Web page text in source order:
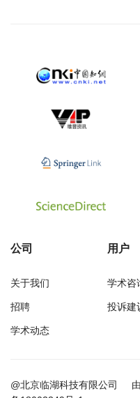
公司
关于我们
招聘
学术动态
用户
学术咨
投诉建
@北京临湖科技有限公司 由